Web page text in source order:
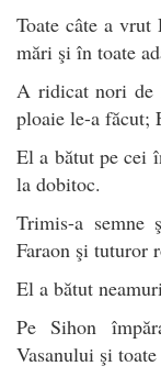
Toate câte a
mări şi în toate
A ridicat nori de
ploaie le-a făcut;
El a bătut pe cei
la dobitoc.
Trimis-a
Faraon şi tuturor
El a bătut
Pe Sihon
Vasanului şi